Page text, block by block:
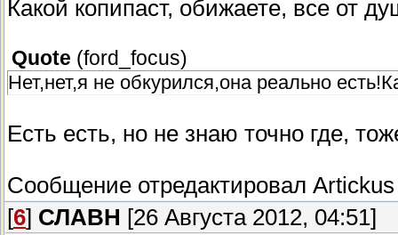
Какой копипаст, обижаете, все от
Quote (ford_focus)
Нет,нет,я не обкурился,она реально
Есть есть, но не знаю точно где,
Сообщение отредактировал Artickus
[6] СЛАВН [26 Августа 2012, 04:51]